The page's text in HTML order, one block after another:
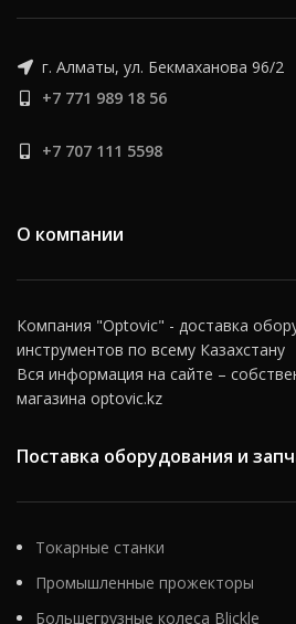
г. Алматы, ул. Бекмаханова 96/2
+7 771 989 18 56
+7 707 111 5598
О компании
Компания "Optovic" - доставка
инструментов по всему Казахстану
Вся информация на сайте –
магазина optovic.kz
Поставка оборудования и
Токарные станки
Промышленные прожекторы
Большегрузные колеса Blickle